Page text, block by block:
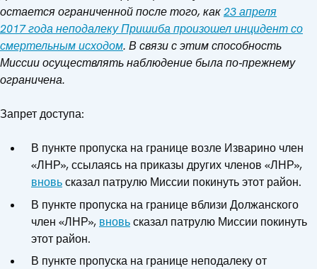
остается ограниченной после того, как23 апреля
2017 года неподалеку Пришиба произошел инцидент со
смертельным исходом. В связи с этим способность
Миссии осуществлять наблюдение была по‑прежнему
ограничена.
Запрет доступа:
В пункте пропуска на границе возле Изварино член
«ЛНР», ссылаясь на приказы других членов «ЛНР»,
вновьсказал патрулю Миссии покинуть этот район.
В пункте пропуска на границе вблизи Должанского
член «ЛНР», вновьсказал патрулю Миссии покинуть
этот район.
В пункте пропуска на границе неподалеку от